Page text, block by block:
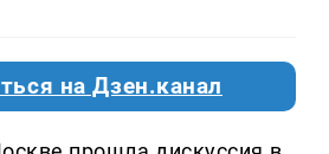
на Дзен.канал